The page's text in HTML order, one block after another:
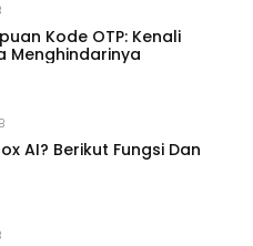
Kode OTP: Kenali
Menghindarinya
AI? Berikut Fungsi Dan